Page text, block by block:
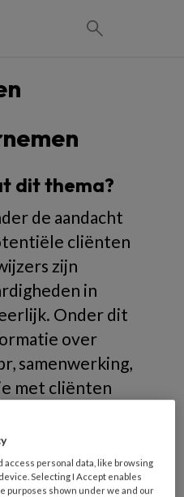
dit thema?
de aandacht
cliënten
zijn
in
Onder dit
over
samenwerking,
met cliënten
access personal data, like browsing
Selecting I Accept enables
purposes shown under we and our